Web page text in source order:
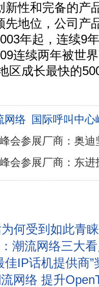
性和完备的产
先地位，公司产
年起，连续9
连续两年被世
区成长最快的
网络 国际呼叫中心
会参展厂商：奥迪
会参展厂商：东进
何受到如此青睐
潮流网络三大
佳IP话机提供商”
网络 提升